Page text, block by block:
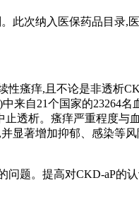
次纳入医保药品目录,
瘙痒,且不论是非透析
来自21个国家的23264
透析。瘙痒严重程度
显著增加抑郁、感染等
。提高对CKD-aP的